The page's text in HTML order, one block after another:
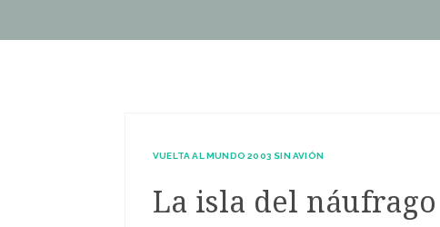
VUELTA AL MUNDO 2003 SIN AVIÓN
La isla del náufrago